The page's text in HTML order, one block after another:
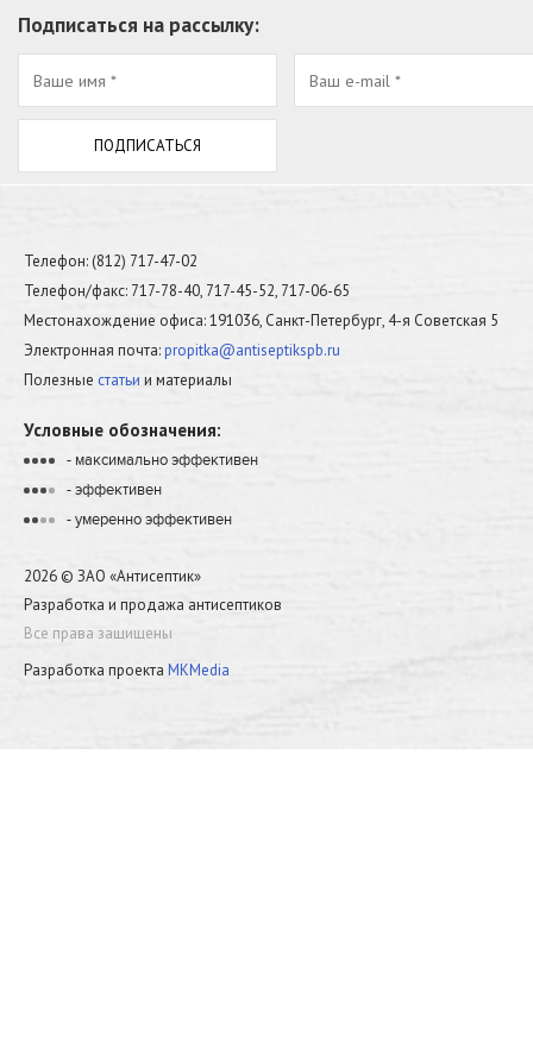
Подписаться на рассылку:
2026 © ЗАО «Антисептик»
Разработка и продажа антисептиков
Все права защищены
Разработка проекта MKMedia
Телефон: (812) 717-47-02
Телефон/факс: 717-78-40, 717-45-52, 717-06-65
Местонахождение офиса: 191036, Санкт-Петербург, 4-я Советская 5
Электронная почта:propitka@antiseptikspb.ru
Полезные статьи и материалы
Условные обозначения:
•••
- максимально эффективен
•••
- эффективен
••• - умеренно эффективен